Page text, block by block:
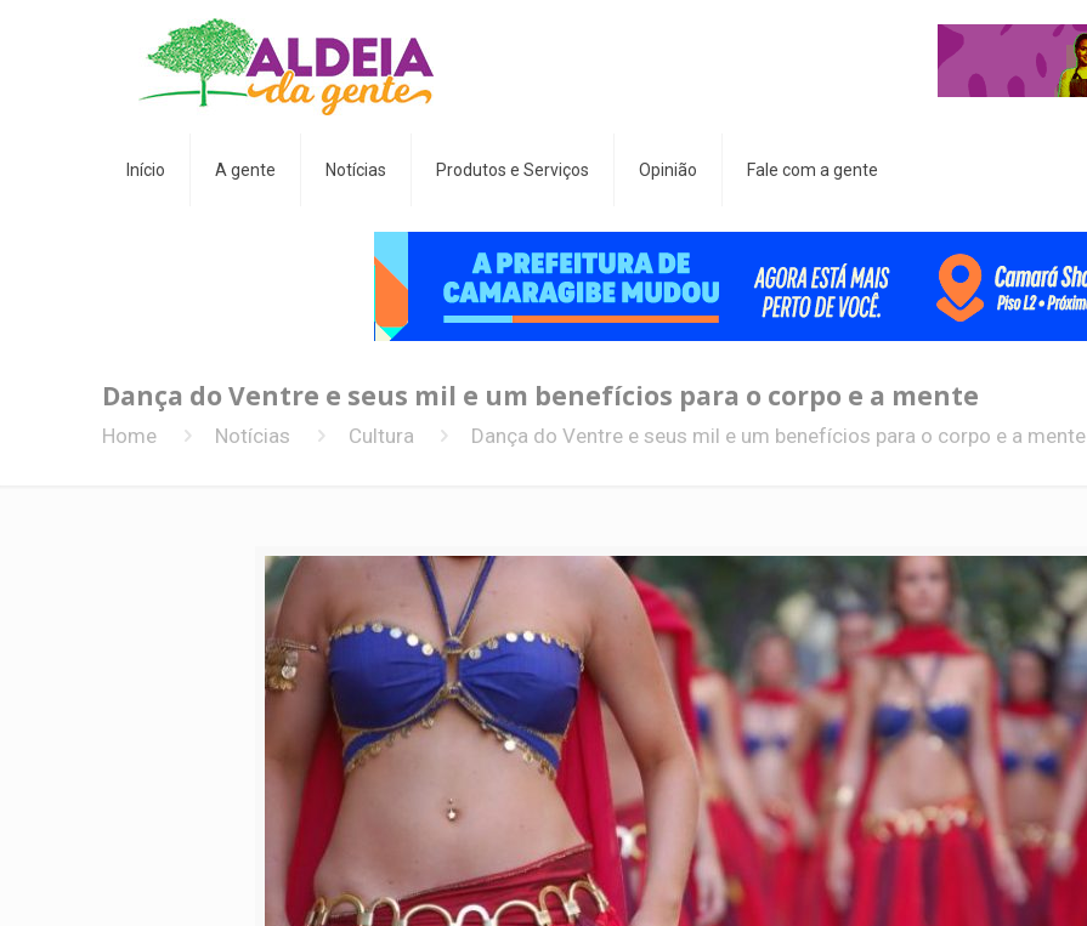
Início A gente Notícias Produtos e Serviços Opinião Fale com a gente
Dança do Ventre e seus mil e um benefícios para o corpo e a mente
Home Notícias Cultura Dança do Ventre e seus mil e um benefícios para o corpo e a mente